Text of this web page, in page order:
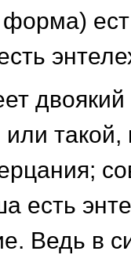
такой,
есть
Ведь в